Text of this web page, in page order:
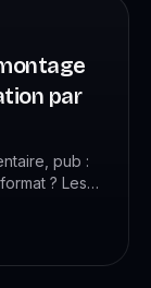
par
pub :
? Les
propre